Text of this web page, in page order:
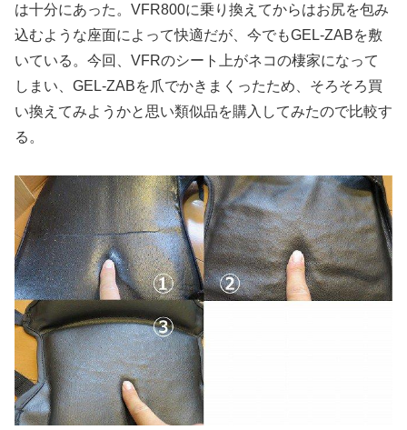
は十分にあった。VFR800に乗り換えてからはお尻を包み
込むような座面によって快適だが、今でもGEL-ZABを敷
いている。今回、VFRのシート上がネコの棲家になって
しまい、GEL-ZABを爪でかきまくったため、そろそろ買
い換えてみようかと思い類似品を購入してみたので比較す
る。